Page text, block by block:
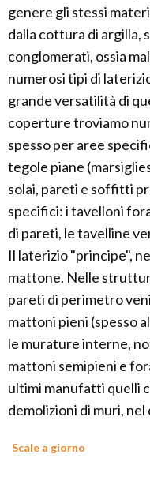
genere gli stessi
dalla cottura di argilla,
conglomerati, ossia
numerosi tipi di
grande versatilità di
coperture troviamo
spesso per aree
tegole piane
solai, pareti e soffitti
specifici: i tavelloni
di pareti, le tavelline
Il laterizio "principe",
mattone. Nelle
pareti di perimetro
mattoni pieni (spesso
le murature interne,
mattoni semipieni e
ultimi manufatti quelli
demolizioni di muri,
Scale a giorno